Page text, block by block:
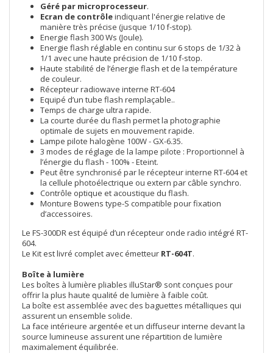
Géré par microprocesseur.
Ecran de contrôleindiquant l'énergie relative de
manière très précise (jusque 1/10 f-stop).
Energie flash 300 Ws (Joule).
Energie flash réglable en continu sur 6 stops de 1/32 à
1/1 avec une haute précision de 1/10 f-stop.
Haute stabilité de l’énergie flash et de la température
de couleur.
Récepteur radiowave interne RT-604
Equipé d’un tube flash remplaçable..
Temps de charge ultra rapide.
La courte durée du flash permet la photographie
optimale de sujets en mouvement rapide.
Lampe pilote halogène 100W - GX-6.35.
3 modes de réglage de la lampe pilote : Proportionnel à
l’énergie du flash - 100% - Eteint.
Peut être synchronisé par le récepteur interne RT-604 et
la cellule photoélectrique ou extern par câble synchro.
Contrôle optique et acoustique du flash.
Monture Bowens type-S compatible pour fixation
d’accessoires.
Le FS-300DR est équipé d’un récepteur onde radio intégré RT-
604.
Le Kit est livré complet avec émetteur RT-604T.
Boîte à lumière
Les boîtes à lumière pliables illuStar® sont conçues pour
offrir la plus haute qualité de lumière à faible coût.
La boîte est assemblée avec des baguettes métalliques qui
assurent un ensemble solide.
La face intérieure argentée et un diffuseur interne devant la
source lumineuse assurent une répartition de lumière
maximalement équilibrée.